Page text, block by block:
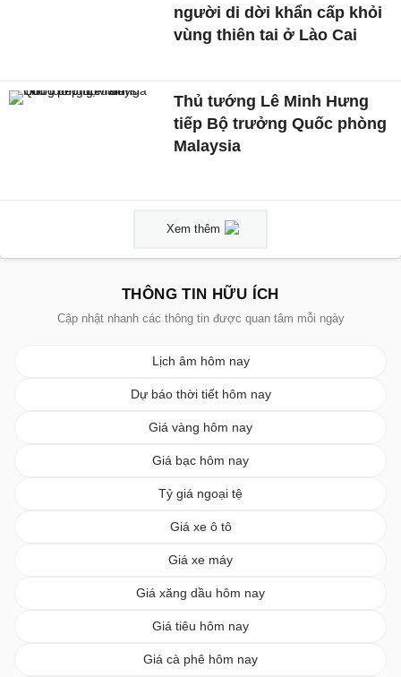
người di dời khẩn cấp khỏi
vùng thiên tai ở Lào Cai
Thủ tướng Lê Minh Hưng
tiếp Bộ trưởng Quốc phòng
Malaysia
Xem thêm
THÔNG TIN HỮU ÍCH
Cập nhật nhanh các thông tin được quan tâm mỗi ngày
Lịch âm hôm nay
Dự báo thời tiết hôm nay
Giá vàng hôm nay
Giá bạc hôm nay
Tỷ giá ngoại tệ
Giá xe ô tô
Giá xe máy
Giá xăng dầu hôm nay
Giá tiêu hôm nay
Giá cà phê hôm nay